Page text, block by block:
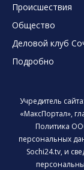
Происшествия
Общество
Деловой клуб
Подробно
Учредитель
«МаксПортал»,
Политика
персональных
Sochi24.tv, и